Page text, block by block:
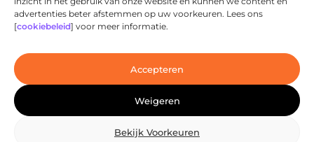
advertenties beter afstemmen op uw voorkeuren. Lees ons
[cookiebeleid] voor meer informatie.
Accepteren
Weigeren
Bekijk Voorkeuren
Ontdek de innovatieve behandelingen in
jouw stad
laserbehandelingen in Den Haag? Dan ben je hier